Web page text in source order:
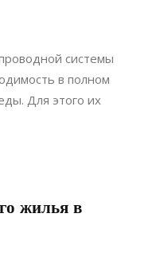
системы
в полном
Для этого их
жилья в